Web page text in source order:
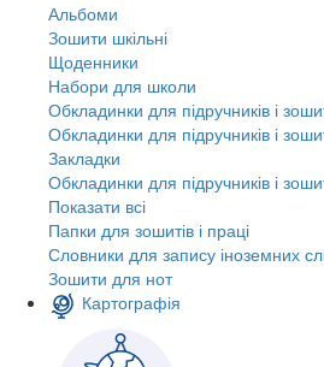
Альбоми
Зошити шкільні
Щоденники
Набори для школи
Обкладинки для підручників і
Обкладинки для підручників і
Закладки
Обкладинки для підручників і
Показати всі
Папки для зошитів і праці
Словники для запису іноземних
Зошити для нот
Картографія